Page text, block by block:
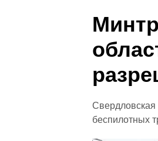
Свердловская
беспилотных